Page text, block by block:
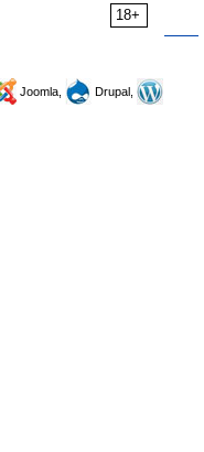
18+
Joomla,
Drupal,